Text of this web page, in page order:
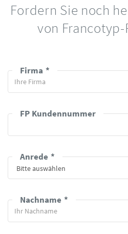
Fordern Sie noch
von Francotyp-
Firma
FP Kundennummer
Anrede
Nachname